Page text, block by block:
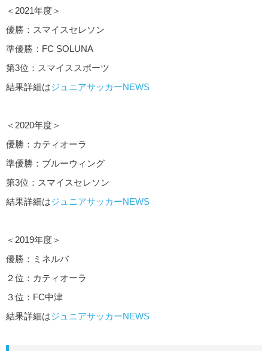
＜2021年度＞
優勝：スマイスセレソン
準優勝：FC SOLUNA
第3位：スマイススポーツ
結果詳細はジュニアサッカーNEWS
＜2020年度＞
優勝：カティオーラ
準優勝：ブルーウィング
第3位：スマイスセレソン
結果詳細はジュニアサッカーNEWS
＜2019年度＞
優勝：ミネルバ
２位：カティオーラ
３位：FC中津
結果詳細はジュニアサッカーNEWS